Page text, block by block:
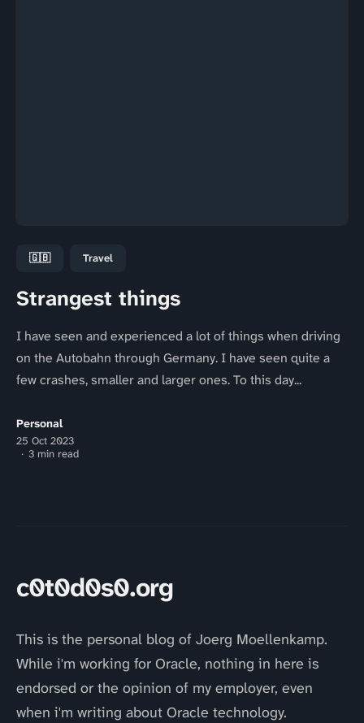
🇬🇧 Travel
Strangest things
I have seen and experienced a lot of things when driving
on the Autobahn through Germany. I have seen quite a
few crashes, smaller and larger ones. To this day...
Personal
25 Oct 2023
3 min read
c0t0d0s0.org
This is the personal blog of Joerg Moellenkamp.
While i'm working for Oracle, nothing in here is
endorsed or the opinion of my employer, even
when i'm writing about Oracle technology.